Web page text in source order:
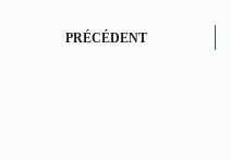
PRÉCÉDENT